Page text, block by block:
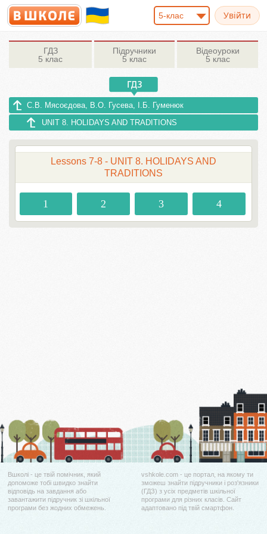
5-клас
ГДЗ
5 клас
Підручники
5 клас
Відеоуроки
5 клас
С.В. Мясоєдова, В.О. Гусева, І.Б. Гуменюк
UNIT 8. HOLIDAYS AND TRADITIONS
Lessons 7-8 - UNIT 8. HOLIDAYS AND
TRADITIONS
1 2 3 4
Вшколі - це твій помічник, який
допоможе тобі швидко знайти
відповідь на завдання або
завантажити підручник зі шкільної
програми без жодних обмежень.
vshkole.com - це портал, на якому ти
зможеш знайти підручники і роз'язники
(ГДЗ) з усіх предметів шкільної
програми для різних класів. Сайт
адаптовано під твій смартфон.